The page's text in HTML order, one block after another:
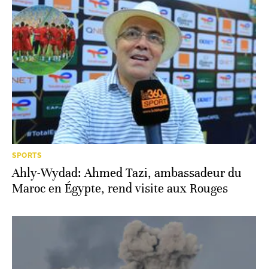
SPORTS
Ahly-Wydad: Ahmed Tazi, ambassadeur du
Maroc en Égypte, rend visite aux Rouges